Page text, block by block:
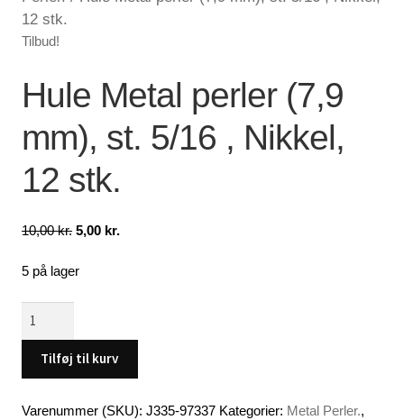
Lagersalg
Min Konto
Glemt adgangskode
12 stk.
Tilbud!
Hule Metal perler (7,9
mm), st. 5/16 , Nikkel,
12 stk.
10,00kr. Den
pris
5,00 kr.
5 på lager
perler
(7,9
Tilføj til kurv
Varenummer (SKU):J335-97337 Kategorier: Metal Perler.,